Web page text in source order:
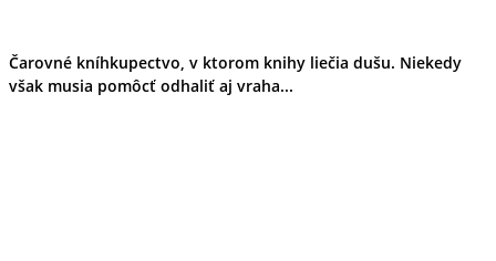
Čarovné kníhkupectvo, v ktorom knihy liečia dušu. Niekedy
však musia pomôcť odhaliť aj vraha...